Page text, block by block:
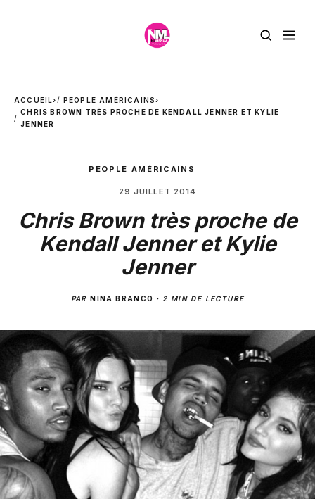
ACCUEIL› PEOPLE AMÉRICAINS›
CHRIS BROWN TRÈS PROCHE DE KENDALL JENNER ET KYLIE
JENNER
PEOPLE AMÉRICAINS
29 JUILLET 2014
Chris Brown très proche de
Kendall Jenner et Kylie
Jenner
PARNINA BRANCO · 2 MIN DE LECTURE